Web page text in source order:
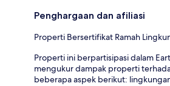
Penghargaan dan afiliasi
Properti Bersertifikat Ramah
Properti ini berpartisipasi dalam
mengukur dampak properti
beberapa aspek berikut: